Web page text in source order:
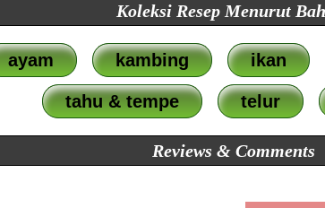
Koleksi Resep Menurut
ayam kambing ikan
tahu & tempe telur
Reviews & Comments